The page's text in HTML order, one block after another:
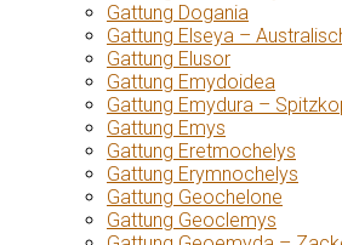
Gattung Dogania
Gattung Elseya –
Gattung Elusor
Gattung Emydoidea
Gattung Emydura –
Gattung Emys
Gattung Eretmochelys
Gattung Erymnochelys
Gattung Geochelone
Gattung Geoclemys